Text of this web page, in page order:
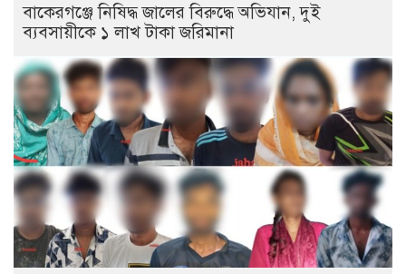
বাকেরগঞ্জে নিষিদ্ধ জালের বিরুদ্ধে অভিযান, দুই
ব্যবসায়ীকে ১ লাখ টাকা জরিমানা